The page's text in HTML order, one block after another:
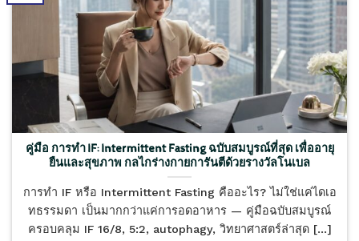
คู่มือ การทำ IF: Intermittent Fasting ฉบับสมบูรณ์ที่สุด เพื่ออายุ
ยืนและสุขภาพ กลไกร่างกายการันตีด้วยรางวัลโนเบล
การทำ IF หรือ Intermittent Fasting คืออะไร? ไม่ใช่แค่ไดเอ
ทธรรมดา เป็นมากกว่าแค่การอดอาหาร — คู่มือฉบับสมบูรณ์
ครอบคลุม IF 16/8, 5:2, autophagy, วิทยาศาสตร์ล่าสุด [...]